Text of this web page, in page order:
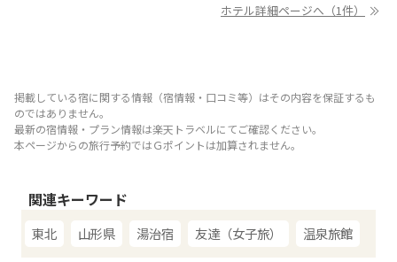
ホテル詳細ページへ（1件）
掲載している宿に関する情報（宿情報・口コミ等）はその内容を保証するも
のではありません。
最新の宿情報・プラン情報は楽天トラベルにてご確認ください。
本ページからの旅行予約ではＧポイントは加算されません。
関連キーワード
東北 山形県 湯治宿 友達（女子旅） 温泉旅館